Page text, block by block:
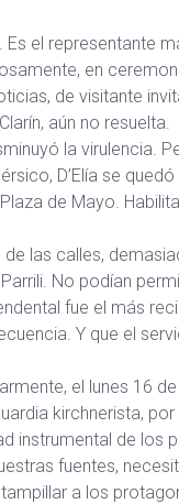
Es el representante
en
de visitante
aún no resuelta.
la virulencia.
D’Elía se
de Mayo.
las calles,
No podían
fue el más
Y que el
el lunes 16
kirchnerista,
instrumental de los
fuentes,
a los